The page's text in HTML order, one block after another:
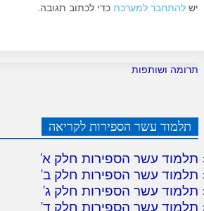
יש להתחבר למערכת כדי לכתוב תגובה.
תרומה ושותפות
תלמוד עשר הספירות לקריאה
תלמוד עשר הספירות חלק א'
תלמוד עשר הספירות חלק ב'
תלמוד עשר הספירות חלק ג'
תלמוד עשר הספירות חלק ד'